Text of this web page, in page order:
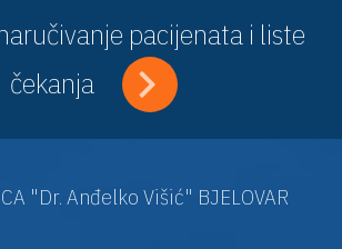
pacijenata i liste
čekanja
"Dr. Anđelko Višić" BJELOVAR